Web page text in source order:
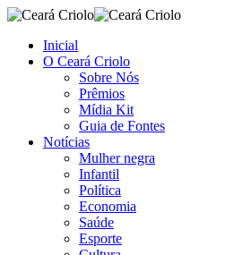
Inicial
O Ceará Criolo
Sobre Nós
Prêmios
Mídia Kit
Guia de Fontes
Notícias
Mulher negra
Infantil
Política
Economia
Saúde
Esporte